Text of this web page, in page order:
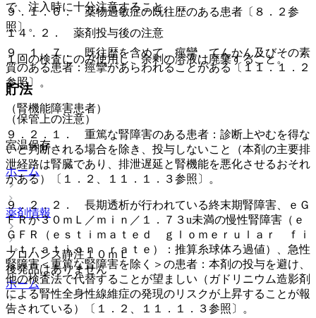
で、注入時に十分注意すること。
１４．２． 薬剤投与後の注意
１回の検査にのみ使用し、余剰の溶液は廃棄すること。
貯法
（保管上の注意）
室温保存。
ホーム
薬剤情報
プロハンス静注１０ｍＬ
後発品はありません
ホーム
９．１．６． 薬物過敏症の既往歴のある患者〔８．２参
照〕。
９．１．７． 既往歴を含めて、痙攣、てんかん及びその素
質のある患者：痙攣があらわれることがある〔１１．１．２
参照〕。
（腎機能障害患者）
９．２．１． 重篤な腎障害のある患者：診断上やむを得な
いと判断される場合を除き、投与しないこと（本剤の主要排
泄経路は腎臓であり、排泄遅延と腎機能を悪化させるおそれ
がある）〔１．２、１１．１．３参照〕。
９．２．２． 長期透析が行われている終末期腎障害、ｅＧ
ＦＲが３０ｍＬ／ｍｉｎ／１．７３u未満の慢性腎障害（ｅ
ＧＦＲ（ｅｓｔｉｍａｔｅｄ ｇｌｏｍｅｒｕｌａｒ ｆｉ
ｌｔｒａｔｉｏｎ ｒａｔｅ）：推算糸球体ろ過値）、急性
腎障害＜重篤な腎障害を除く＞の患者：本剤の投与を避け、
他の検査法で代替することが望ましい（ガドリニウム造影剤
による腎性全身性線維症の発現のリスクが上昇することが報
告されている）〔１．２、１１．１．３参照〕。